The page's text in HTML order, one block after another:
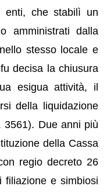
enti, che stabilì un
amministrati dalla
stesso locale e
decisa la chiusura
esigua attività, il
della liquidazione
3561). Due anni più
della Cassa
regio decreto 26
e simbiosi